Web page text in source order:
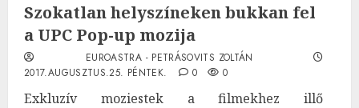
Szokatlan helyszíneken bukkan fel
a UPC Pop-up mozija
EUROASTRA - PETRÁSOVITS ZOLTÁN
2017.AUGUSZTUS.25. PÉNTEK.
0 0
Exkluzív moziestek a filmekhez illő